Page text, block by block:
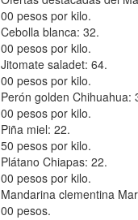
00 pesos por kilo.
Cebolla blanca: 32.
00 pesos por kilo.
Jitomate saladet: 64.
00 pesos por kilo.
Perón golden Chihuahua:
00 pesos por kilo.
Piña miel: 22.
50 pesos por kilo.
Plátano Chiapas: 22.
00 pesos por kilo.
Mandarina clementina
00 pesos.